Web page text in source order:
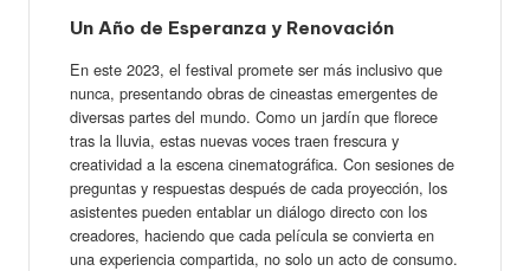
Un Año de Esperanza y Renovación
En este 2023, el festival promete ser más inclusivo que
nunca, presentando obras de cineastas emergentes de
diversas partes del mundo. Como un jardín que florece
tras la lluvia, estas nuevas voces traen frescura y
creatividad a la escena cinematográfica. Con sesiones de
preguntas y respuestas después de cada proyección, los
asistentes pueden entablar un diálogo directo con los
creadores, haciendo que cada película se convierta en
una experiencia compartida, no solo un acto de consumo.